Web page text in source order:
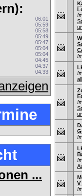
06:01
05:59
05:58
05:49
05:47
05:04
05:04
04:45
04:37
04:33
...
V